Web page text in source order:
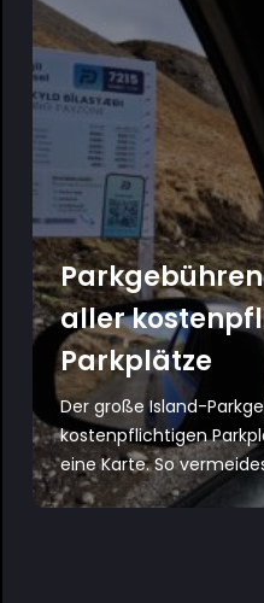
aller
Parkplätze
Der große Island-
kostenpflichtigen
eine Karte. So